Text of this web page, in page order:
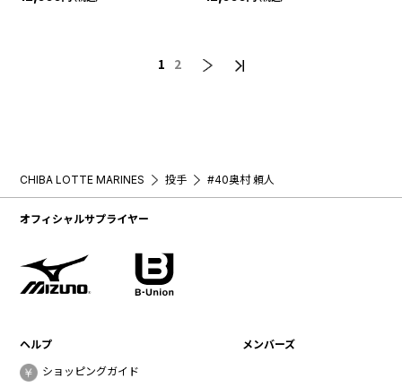
1 2
CHIBA LOTTE MARINES 投手 #40奥村 頼人
オフィシャルサプライヤー
ヘルプ
ショッピングガイド
メンバーズ